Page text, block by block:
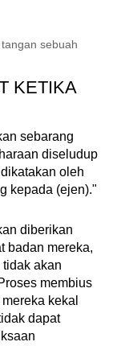
sebuah
KETIKA
sebarang
diseludup
oleh
kepada (ejen)."
diberikan
badan mereka,
akan
membius
kekal
dapat